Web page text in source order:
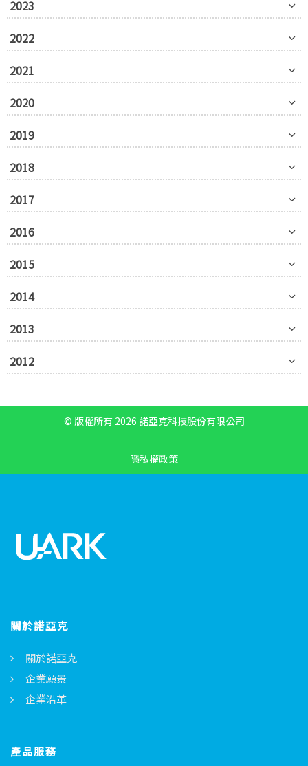
2023
2022
2021
2020
2019
2018
2017
2016
2015
2014
2013
2012
© 版權所有 2026 諾亞克科技股份有限公司
隱私權政策
關於諾亞克
關於諾亞克
企業願景
企業沿革
產品服務